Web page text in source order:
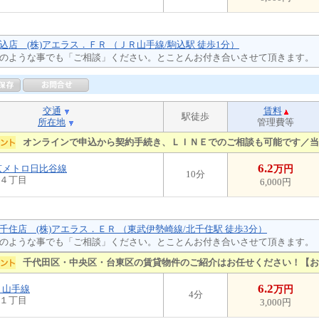
店 (株)アエラス．ＦＲ （ＪＲ山手線/駒込駅 徒歩1分）
ような事でも「ご相談」ください。とことんお付き合いさせて頂きます。
交通
所在地
駅徒歩
賃料
管理費等
オンラインで申込から契約手続き、ＬＩＮＥでのご相談も可能です／
トロ日比谷線
丁目
10分 6.2万円
6,000円
住店 (株)アエラス．ＥＲ （東武伊勢崎線/北千住駅 徒歩3分）
ような事でも「ご相談」ください。とことんお付き合いさせて頂きます。
千代田区・中央区・台東区の賃貸物件のご紹介はお任せください！【
手線
丁目
4分 6.2万円
3,000円